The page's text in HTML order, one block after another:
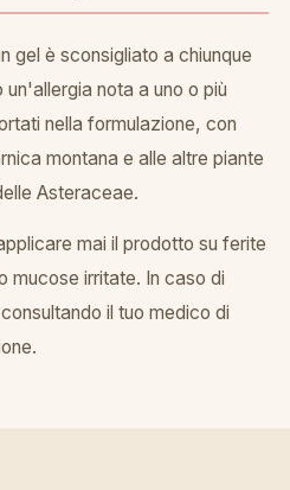
gel è sconsigliato a chiunque
nota a uno o più
nella formulazione, con
montana e alle altre piante
Asteraceae.
mai il prodotto su ferite
mucose irritate. In caso di
il tuo medico di